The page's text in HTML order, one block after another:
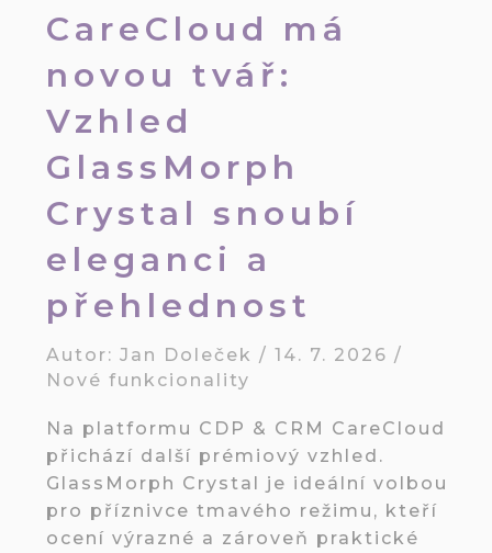
CareCloud má
novou tvář:
Vzhled
GlassMorph
Crystal snoubí
eleganci a
přehlednost
Autor:Jan Doleček /14. 7. 2026/
Nové funkcionality
Na platformu CDP & CRM CareCloud
přichází další prémiový vzhled.
GlassMorph Crystal je ideální volbou
pro příznivce tmavého režimu, kteří
ocení výrazné a zároveň praktické